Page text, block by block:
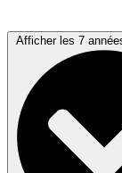
Afficher les 7